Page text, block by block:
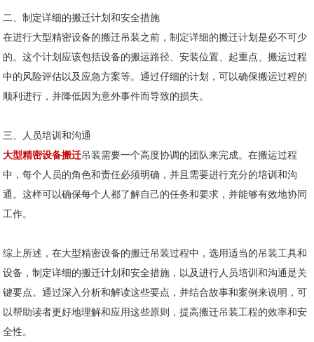
二、制定详细的搬迁计划和安全措施
在进行大型精密设备的搬迁吊装之前，制定详细的搬迁计划是必不可少
的。这个计划应该包括设备的搬运路径、安装位置、起重点、搬运过程
中的风险评估以及应急方案等。通过仔细的计划，可以确保搬运过程的
顺利进行，并降低因为意外事件而导致的损失。
三、人员培训和沟通
大型精密设备搬迁吊装需要一个高度协调的团队来完成。在搬运过程
中，每个人员的角色和责任必须明确，并且需要进行充分的培训和沟
通。这样可以确保每个人都了解自己的任务和要求，并能够有效地协同
工作。
综上所述，在大型精密设备的搬迁吊装过程中，选用适当的吊装工具和
设备，制定详细的搬迁计划和安全措施，以及进行人员培训和沟通是关
键要点。通过深入分析和解读这些要点，并结合故事和案例来说明，可
以帮助读者更好地理解和应用这些原则，提高搬迁吊装工程的效率和安
全性。